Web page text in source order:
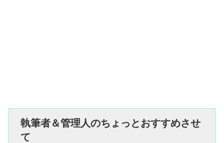
執筆者＆管理人のちょっとおすすめさせ
て